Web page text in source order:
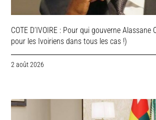
COTE D’IVOIRE : Pour qui gouverne Alassane
pour les Ivoiriens dans tous les cas !)
2 août 2026